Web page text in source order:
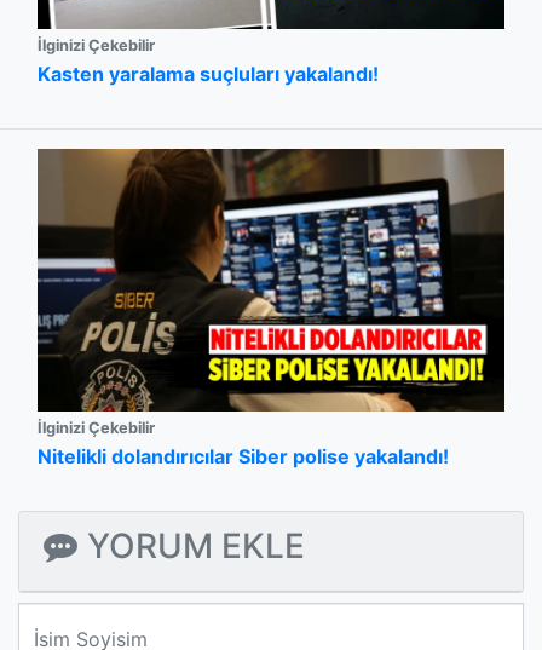
İlginizi Çekebilir
Kasten yaralama suçluları yakalandı!
İlginizi Çekebilir
Nitelikli dolandırıcılar Siber polise yakalandı!
YORUM EKLE